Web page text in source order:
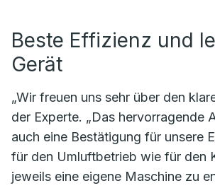
Beste Effizienz und
Gerät
„Wir freuen uns sehr über den
der Experte. „Das hervorragende
auch eine Bestätigung für unsere
für den Umluftbetrieb wie für den
jeweils eine eigene Maschine zu